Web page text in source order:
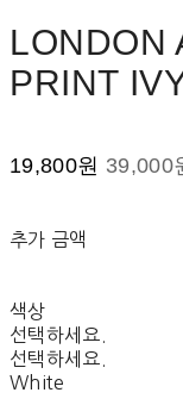
LONDON
PRINT
19,800원 39,000
추가 금액
색상
선택하세요.
선택하세요.
White